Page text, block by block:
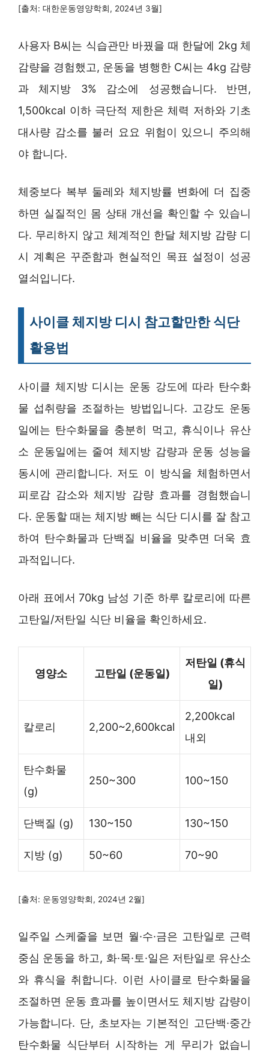
[출처: 대한운동영양학회, 2024년 3월]
사용자 B씨는 식습관만 바꿨을 때 한달에 2kg 체
감량을 경험했고, 운동을 병행한 C씨는 4kg 감량
과 체지방 3% 감소에 성공했습니다. 반면,
1,500kcal 이하 극단적 제한은 체력 저하와 기초
대사량 감소를 불러 요요 위험이 있으니 주의해
야 합니다.
체중보다 복부 둘레와 체지방률 변화에 더 집중
하면 실질적인 몸 상태 개선을 확인할 수 있습니
다. 무리하지 않고 체계적인 한달 체지방 감량 디
시 계획은 꾸준함과 현실적인 목표 설정이 성공
열쇠입니다.
사이클 체지방 디시 참고할만한 식단
활용법
사이클 체지방 디시는 운동 강도에 따라 탄수화
물 섭취량을 조절하는 방법입니다. 고강도 운동
일에는 탄수화물을 충분히 먹고, 휴식이나 유산
소 운동일에는 줄여 체지방 감량과 운동 성능을
동시에 관리합니다. 저도 이 방식을 체험하면서
피로감 감소와 체지방 감량 효과를 경험했습니
다. 운동할 때는 체지방 빼는 식단 디시를 잘 참고
하여 탄수화물과 단백질 비율을 맞추면 더욱 효
과적입니다.
아래 표에서 70kg 남성 기준 하루 칼로리에 따른
고탄일/저탄일 식단 비율을 확인하세요.
영양소 고탄일 (운동일)
저탄일 (휴식
일)
칼로리 2,200~2,600kcal
2,200kcal
내외
탄수화물
(g)
250~300 100~150
단백질 (g) 130~150 130~150
지방 (g) 50~60 70~90
[출처: 운동영양학회, 2024년 2월]
일주일 스케줄을 보면 월·수·금은 고탄일로 근력
중심 운동을 하고, 화·목·토·일은 저탄일로 유산소
와 휴식을 취합니다. 이런 사이클로 탄수화물을
조절하면 운동 효과를 높이면서도 체지방 감량이
가능합니다. 단, 초보자는 기본적인 고단백·중간
탄수화물 식단부터 시작하는 게 무리가 없습니